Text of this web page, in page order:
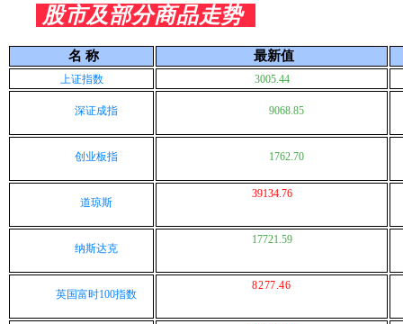
股市及部分商品走势
名 称 最新值
上证指数 3005.44
深证成指 9068.85
创业板指 1762.70
道琼斯
39134.76
纳斯达克
17721.59
英国富时100指数
8277.46